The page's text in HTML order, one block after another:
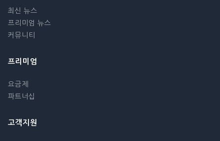
최신 뉴스
프리미엄 뉴스
커뮤니티
프리미엄
요금제
파트너십
고객지원